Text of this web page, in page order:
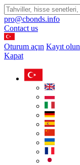
pro@cbonds.info
Contact us
Oturum açın Kayıt olun
Kapat